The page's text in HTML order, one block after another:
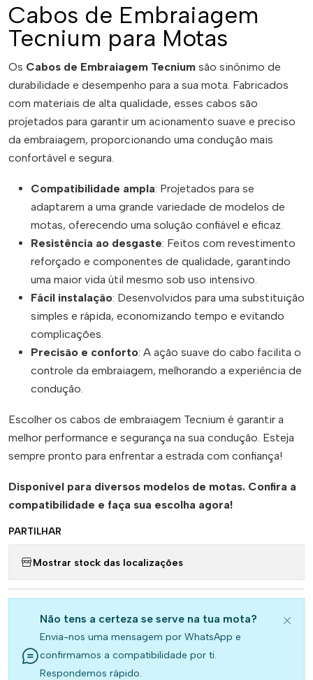
Cabos de Embraiagem
Tecnium para Motas
Os Cabos de Embraiagem Tecnium são sinônimo de
durabilidade e desempenho para a sua mota. Fabricados
com materiais de alta qualidade, esses cabos são
projetados para garantir um acionamento suave e preciso
da embraiagem, proporcionando uma condução mais
confortável e segura.
Compatibilidade ampla: Projetados para se
adaptarem a uma grande variedade de modelos de
motas, oferecendo uma solução confiável e eficaz.
Resistência ao desgaste: Feitos com revestimento
reforçado e componentes de qualidade, garantindo
uma maior vida útil mesmo sob uso intensivo.
Fácil instalação: Desenvolvidos para uma substituição
simples e rápida, economizando tempo e evitando
complicações.
Precisão e conforto: A ação suave do cabo facilita o
controle da embraiagem, melhorando a experiência de
condução.
Escolher os cabos de embraiagem Tecnium é garantir a
melhor performance e segurança na sua condução. Esteja
sempre pronto para enfrentar a estrada com confiança!
Disponível para diversos modelos de motas. Confira a
compatibilidade e faça sua escolha agora!
PARTILHAR
Mostrar stock das localizações
Não tens a certeza se serve na tua mota?
Envia-nos uma mensagem por WhatsApp e
confirmamos a compatibilidade por ti.
Respondemos rápido.